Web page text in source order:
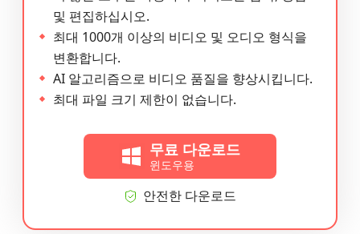
및 편집하십시오.
최대 1000개 이상의 비디오 및 오디오 형식을
변환합니다.
AI 알고리즘으로 비디오 품질을 향상시킵니다.
최대 파일 크기 제한이 없습니다.
무료 다운로드
윈도우용
안전한 다운로드